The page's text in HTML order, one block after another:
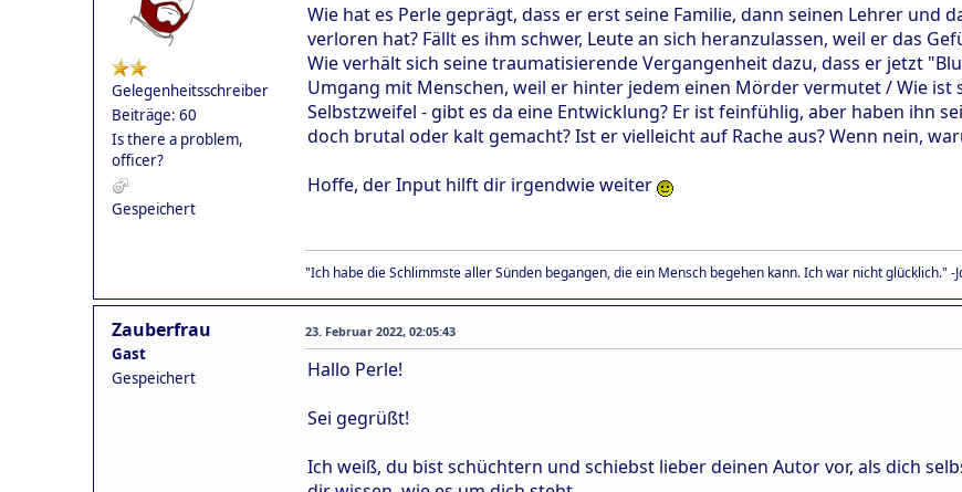
Gelegenheitsschreiber
Beiträge: 60
Is there a problem,
officer?
Gespeichert
Wie hat es Perle geprägt, dass er erst seine Familie, dann seinen Lehrer und
verloren hat? Fällt es ihm schwer, Leute an sich heranzulassen, weil er das
Wie verhält sich seine traumatisierende Vergangenheit dazu, dass er jetzt
Umgang mit Menschen, weil er hinter jedem einen Mörder vermutet / Wie ist
Selbstzweifel - gibt es da eine Entwicklung? Er ist feinfühlig, aber haben ihn
doch brutal oder kalt gemacht? Ist er vielleicht auf Rache aus? Wenn nein,
Hoffe, der Input hilft dir irgendwie weiter
"Ich habe die Schlimmste aller Sünden begangen, die ein Mensch begehen kann. Ich war nicht glücklich." -
Zauberfrau
Gast
Gespeichert
23. Februar 2022, 02:05:43
Hallo Perle!
Sei gegrüßt!
Ich weiß, du bist schüchtern und schiebst lieber deinen Autor vor, als dich